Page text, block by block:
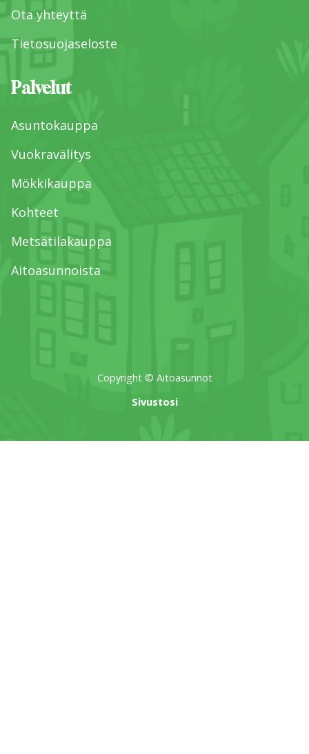
Ota yhteyttä
Tietosuojaseloste
Palvelut
Asuntokauppa
Vuokravälitys
Mökkikauppa
Kohteet
Metsätilakauppa
Aitoasunnoista
Copyright © Aitoasunnot
Sivustosi